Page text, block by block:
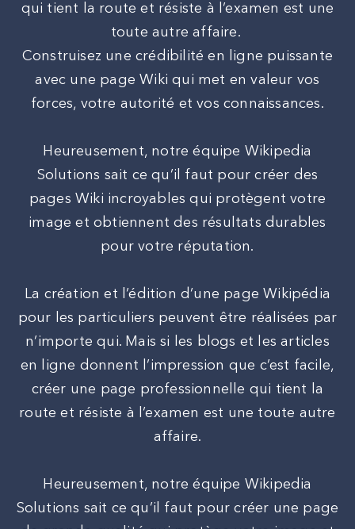
qui tient la route et résiste à l’examen est une
toute autre affaire.
Construisez une crédibilité en ligne puissante
avec une page Wiki qui met en valeur vos
forces, votre autorité et vos connaissances.
Heureusement, notre équipe Wikipedia
Solutions sait ce qu’il faut pour créer des
pages Wiki incroyables qui protègent votre
image et obtiennent des résultats durables
pour votre réputation.
La création et l’édition d’une page Wikipédia
pour les particuliers peuvent être réalisées par
n’importe qui. Mais si les blogs et les articles
en ligne donnent l’impression que c’est facile,
créer une page professionnelle qui tient la
route et résiste à l’examen est une toute autre
affaire.
Heureusement, notre équipe Wikipedia
Solutions sait ce qu’il faut pour créer une page